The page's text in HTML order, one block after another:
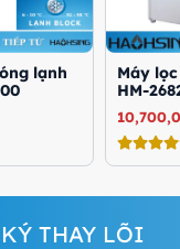
lạnh
Máy
HM-
THAY LÕI